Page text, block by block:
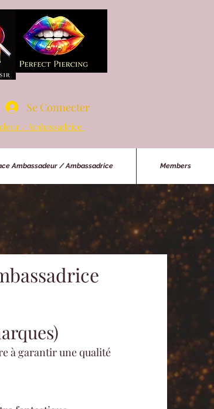
Se Connecter
/ Ambassadrice
Ambassadeur / Ambassadrice Members
à garantir une qualité